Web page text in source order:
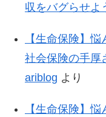
収をバグらせよ
【生命保険】
社会保険の手厚
ariblog より
【生命保険】